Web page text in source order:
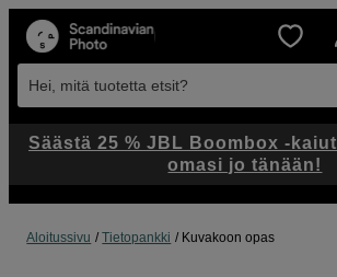
Hei, mitä tuotetta etsit?
Aloitussivu Tietopankki Kuvakoon opas
Säästä 25 % JBL Boombox -
omasi jo tänään!